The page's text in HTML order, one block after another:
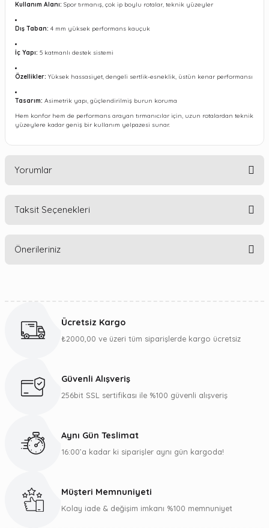
Kullanım Alanı: Spor tırmanış, çok ip boylu rotalar, teknik yüzeyler
Dış Taban: 4 mm yüksek performans kauçuk
İç Yapı: 5 katmanlı destek sistemi
Özellikler: Yüksek hassasiyet, dengeli sertlik-esneklik, üstün kenar performansı
Tasarım: Asimetrik yapı, güçlendirilmiş burun koruma
Hem konfor hem de performans arayan tırmanıcılar için, uzun rotalardan teknik
yüzeylere kadar geniş bir kullanım yelpazesi sunar.
Yorumlar
Taksit Seçenekleri
Önerileriniz
Görüş ve önerileriniz için teşekkür ederiz.
Ürün bilgilerinde hatalar bulunuyor.
Gönder
Ücretsiz Kargo
₺2000,00 ve üzeri tüm siparişlerde kargo ücretsiz
Güvenli Alışveriş
256bit SSL sertifikası ile %100 güvenli alışveriş
Aynı Gün Teslimat
16:00’a kadar ki siparişler aynı gün kargoda!
Müşteri Memnuniyeti
Kolay iade & değişim imkanı %100 memnuniyet